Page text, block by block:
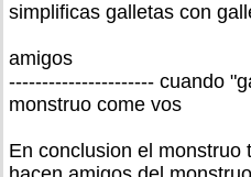
simplificas galletas con
amigos
---------------------- cuando
monstruo come vos
En conclusion el monstruo